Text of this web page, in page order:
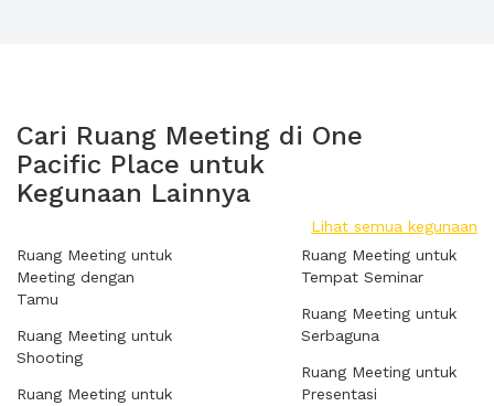
Cari Ruang Meeting di One
Pacific Place untuk
Kegunaan Lainnya
Lihat semua kegunaan
Ruang Meeting untuk
Meeting dengan
Tamu
Ruang Meeting untuk
Shooting
Ruang Meeting untuk
Ruang Meeting untuk
Tempat Seminar
Ruang Meeting untuk
Serbaguna
Ruang Meeting untuk
Presentasi